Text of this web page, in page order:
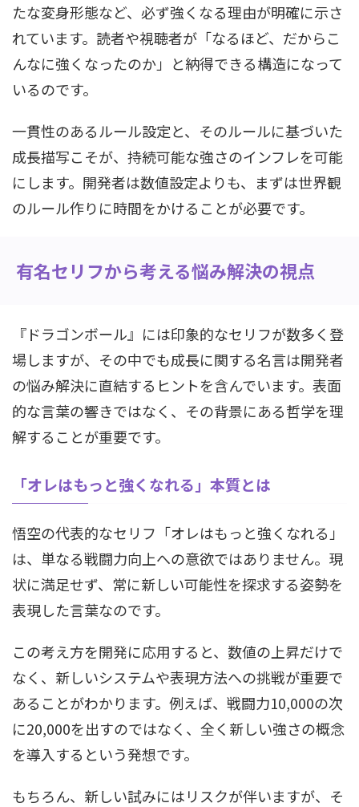
たな変身形態など、必ず強くなる理由が明確に示さ
れています。読者や視聴者が「なるほど、だからこ
んなに強くなったのか」と納得できる構造になって
いるのです。
一貫性のあるルール設定と、そのルールに基づいた
成長描写こそが、持続可能な強さのインフレを可能
にします。開発者は数値設定よりも、まずは世界観
のルール作りに時間をかけることが必要です。
有名セリフから考える悩み解決の視点
『ドラゴンボール』には印象的なセリフが数多く登
場しますが、その中でも成長に関する名言は開発者
の悩み解決に直結するヒントを含んでいます。表面
的な言葉の響きではなく、その背景にある哲学を理
解することが重要です。
「オレはもっと強くなれる」本質とは
悟空の代表的なセリフ「オレはもっと強くなれる」
は、単なる戦闘力向上への意欲ではありません。現
状に満足せず、常に新しい可能性を探求する姿勢を
表現した言葉なのです。
この考え方を開発に応用すると、数値の上昇だけで
なく、新しいシステムや表現方法への挑戦が重要で
あることがわかります。例えば、戦闘力10,000の次
に20,000を出すのではなく、全く新しい強さの概念
を導入するという発想です。
もちろん、新しい試みにはリスクが伴いますが、そ